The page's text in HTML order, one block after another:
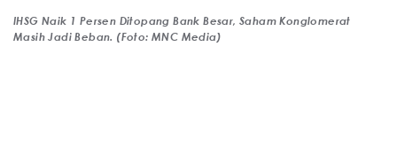
IHSG Naik 1 Persen Ditopang Bank Besar, Saham Konglomerat
Masih Jadi Beban. (Foto: MNC Media)